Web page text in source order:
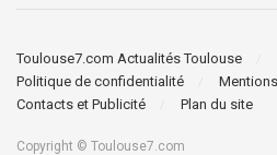
Toulouse7.com Actualités Toulouse
Politique de confidentialité
Contacts et Publicité
Plan du site
Copyright © Toulouse7.com